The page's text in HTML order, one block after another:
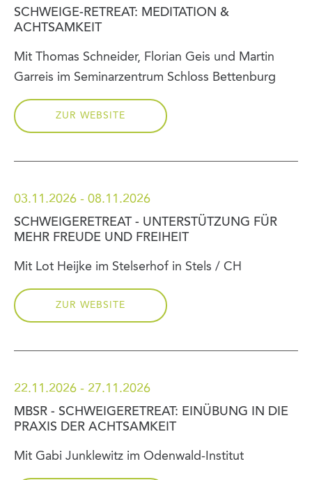
SCHWEIGE-RETREAT: MEDITATION &
ACHTSAMKEIT
Mit Thomas Schneider, Florian Geis und Martin
Garreis im Seminarzentrum Schloss Bettenburg
ZUR WEBSITE
03.11.2026 - 08.11.2026
SCHWEIGERETREAT - UNTERSTÜTZUNG FÜR
MEHR FREUDE UND FREIHEIT
Mit Lot Heijke im Stelserhof in Stels / CH
ZUR WEBSITE
22.11.2026 - 27.11.2026
MBSR - SCHWEIGERETREAT: EINÜBUNG IN DIE
PRAXIS DER ACHTSAMKEIT
Mit Gabi Junklewitz im Odenwald-Institut